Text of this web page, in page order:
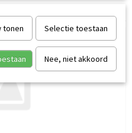
tonen Selectie toestaan
Nee, niet akkoord